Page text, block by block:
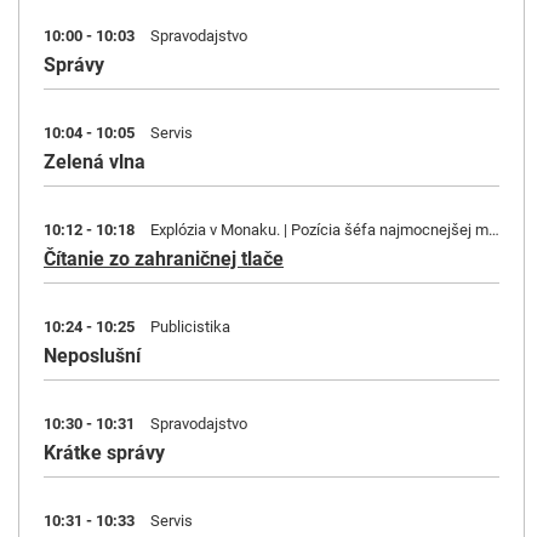
10:00 - 10:03 Spravodajstvo
Správy
10:04 - 10:05 Servis
Zelená vlna
10:12 - 10:18 Explózia v Monaku. | Pozícia šéfa najmocnejšej maďarskej spoločnosti MOL Hernádiho je neistá.
Čítanie zo zahraničnej tlače
10:24 - 10:25 Publicistika
Neposlušní
10:30 - 10:31 Spravodajstvo
Krátke správy
10:31 - 10:33 Servis